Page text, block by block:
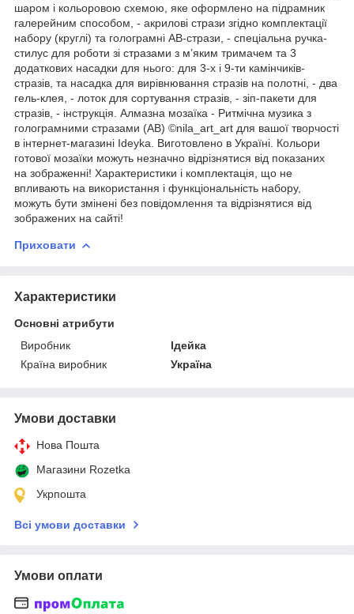
шаром і кольоровою схемою, яке оформлено на підрамник
галерейним способом, - акрилові стрази згідно комплектації
набору (круглі) та голограмні АВ-стрази, - спеціальна ручка-
стилус для роботи зі стразами з м’яким тримачем та 3
додаткових насадки для нього: для 3-х і 9-ти камінчиків-
стразів, та насадка для вирівнювання стразів на полотні, - два
гель-клея, - лоток для сортування стразів, - зіп-пакети для
стразів, - інструкція. Алмазна мозаїка - Ритмічна музика з
голограмними стразами (АВ) ©nila_art_art для вашої творчості
в інтернет-магазині Ideyka. Виготовлено в Україні. Кольори
готової мозаїки можуть незначно відрізнятися від показаних
на зображенні! Характеристики і комплектація, що не
впливають на використання і функціональність набору,
можуть бути змінені без повідомлення та відрізнятися від
зображених на сайті!
Приховати
Характеристики
Основні атрибути
Виробник
Ідейка
Країна виробник
Україна
Умови доставки
Нова Пошта
Магазини Rozetka
Укрпошта
Всі умови доставки
Умови оплати